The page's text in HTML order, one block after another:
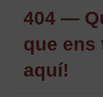
404 —
que ens
aquí!